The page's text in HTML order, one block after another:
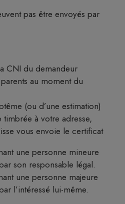
pas être envoyés par
CNI du demandeur
au moment du
(ou d’une estimation)
timbrée à votre adresse,
vous envoie le certificat
une personne mineure
son responsable légal.
une personne majeure
l’intéressé lui-même.